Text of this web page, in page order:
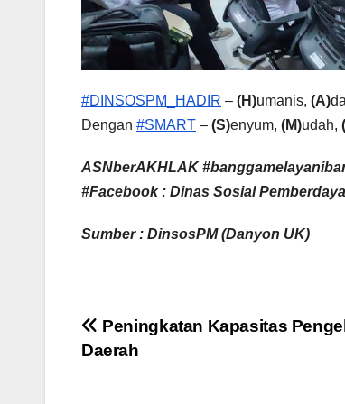
#DINSOSPM_HADIR – (H)umanis, (A)
Dengan #SMART – (S)enyum, (M)udah,
ASNberAKHLAK
#Facebook : Dinas Sosial
Sumber : DinsosPM (Danyon UK)
Navigasi
Peningkatan Kapasitas
Daerah